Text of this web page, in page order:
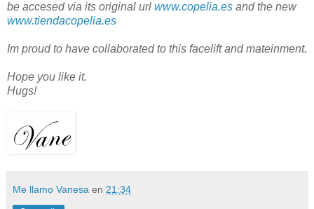
be accesed via its original url www.copelia.es and the new
www.tiendacopelia.es
Im proud to have collaborated to this facelift and mateinment.
Hope you like it.
Hugs!
Me llamo Vanesa en 21:34